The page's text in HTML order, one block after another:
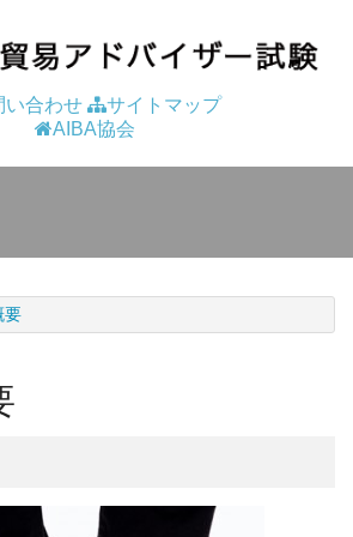
い合わせ
サイトマップ
AIBA協会
要